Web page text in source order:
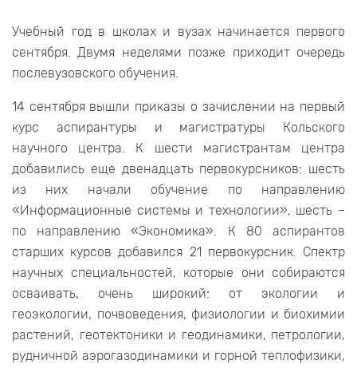
Учебный год в школах и вузах начинается первого
сентября. Двумя неделями позже приходит очередь
послевузовского обучения.
14 сентября вышли приказы о зачислении на первый
курс аспирантуры и магистратуры Кольского
научного центра. К шести магистрантам центра
добавились еще двенадцать первокурсников: шесть
из них начали обучение по направлению
«Информационные системы и технологии», шесть –
по направлению «Экономика». К 80 аспирантов
старших курсов добавился 21 первокурсник. Спектр
научных специальностей, которые они собираются
осваивать, очень широкий: от экологии и
геоэкологии, почвоведения, физиологии и биохимии
растений, геотектоники и геодинамики, петрологии,
рудничной аэрогазодинамики и горной теплофизики,